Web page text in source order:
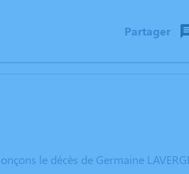
Partager
le décès de Germaine